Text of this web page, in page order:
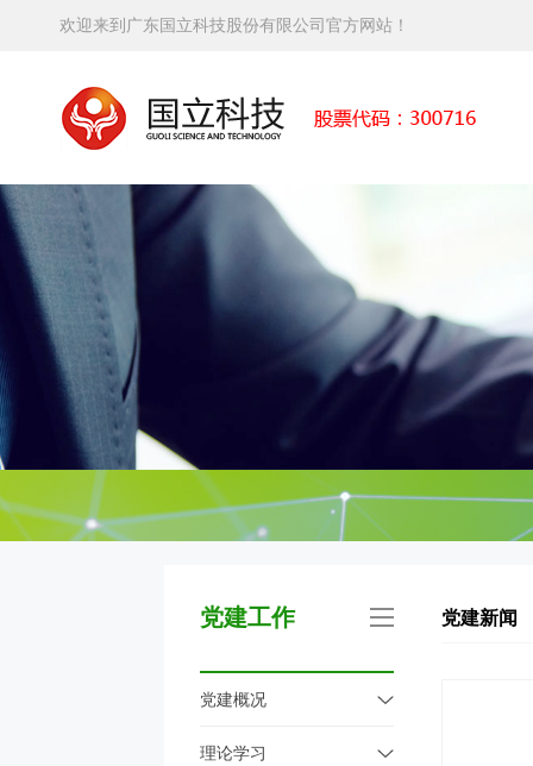
欢迎来到广东国立科技股份有限公司官方网站！
党建工作
党建概况
理论学习
党建新闻